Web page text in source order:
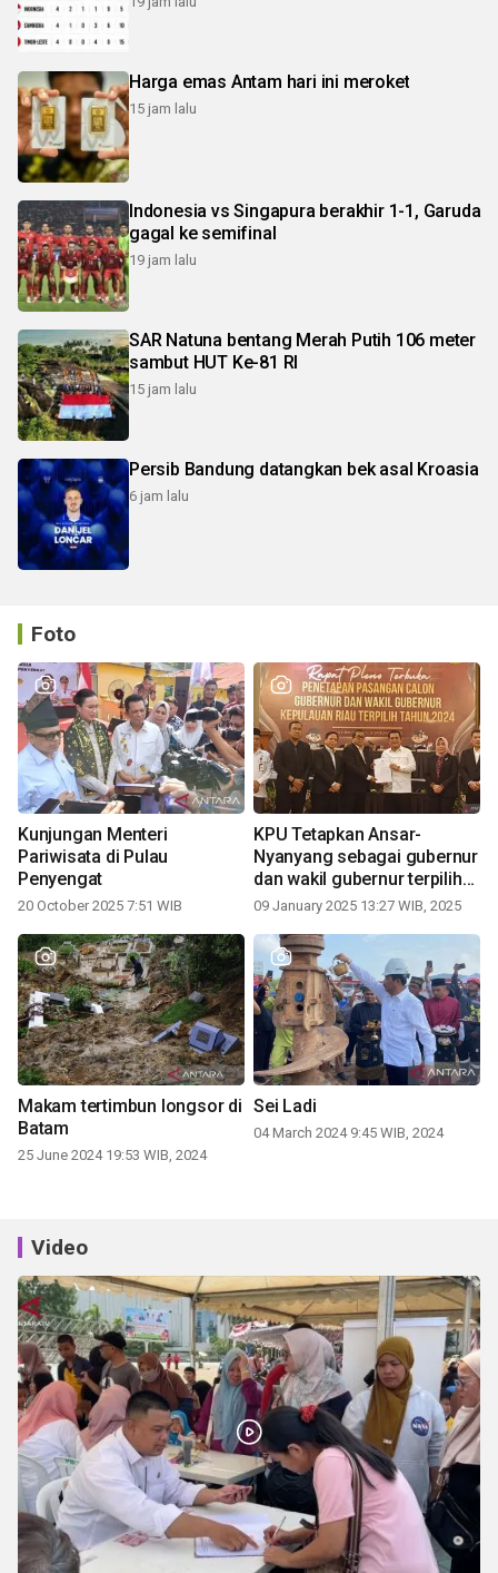
Harga emas Antam hari ini meroket
15 jam lalu
Indonesia vs Singapura berakhir 1-1, Garuda
gagal ke semifinal
19 jam lalu
SAR Natuna bentang Merah Putih 106 meter
sambut HUT Ke-81 RI
15 jam lalu
Persib Bandung datangkan bek asal Kroasia
6 jam lalu
Foto
Kunjungan Menteri
Pariwisata di Pulau
Penyengat
20 October 2025 7:51 WIB
KPU Tetapkan Ansar-
Nyanyang sebagai gubernur
dan wakil gubernur terpilih
periode 2025-2030
09 January 2025 13:27 WIB, 2025
Makam tertimbun longsor di
Batam
25 June 2024 19:53 WIB, 2024
Sei Ladi
04 March 2024 9:45 WIB, 2024
Video